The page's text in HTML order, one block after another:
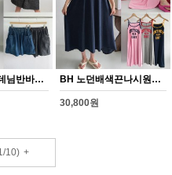
BH 입체포켓데님반바지(Y348H608) BH 노던배색끈나시원피스(Y349H608)
30,800원
/10) +